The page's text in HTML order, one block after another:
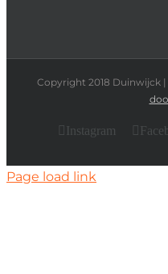
Copyright 2018 Duinwijck |
Instagram
Page load link